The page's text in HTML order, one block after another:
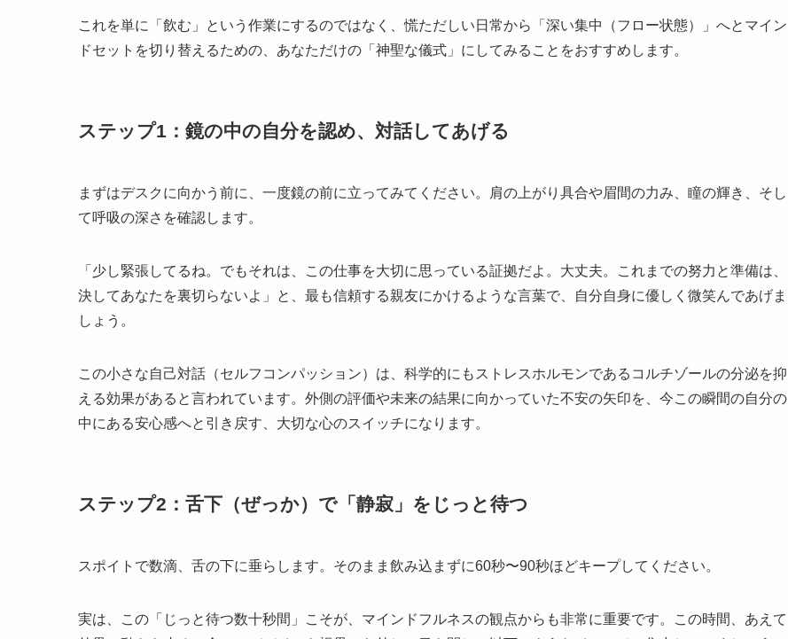
これを単に「飲む」という作業にするのではなく、慌ただしい日常から「深い集中（フロー状態）」へとマイン
ドセットを切り替えるための、あなただけの「神聖な儀式」にしてみることをおすすめします。
ステップ1：鏡の中の自分を認め、対話してあげる
まずはデスクに向かう前に、一度鏡の前に立ってみてください。肩の上がり具合や眉間の力み、瞳の輝き、そし
て呼吸の深さを確認します。
「少し緊張してるね。でもそれは、この仕事を大切に思っている証拠だよ。大丈夫。これまでの努力と準備は、
決してあなたを裏切らないよ」と、最も信頼する親友にかけるような言葉で、自分自身に優しく微笑んであげま
しょう。
この小さな自己対話（セルフコンパッション）は、科学的にもストレスホルモンであるコルチゾールの分泌を抑
える効果があると言われています。外側の評価や未来の結果に向かっていた不安の矢印を、今この瞬間の自分の
中にある安心感へと引き戻す、大切な心のスイッチになります。
ステップ2：舌下（ぜっか）で「静寂」をじっと待つ
スポイトで数滴、舌の下に垂らします。そのまま飲み込まずに60秒〜90秒ほどキープしてください。
実は、この「じっと待つ数十秒間」こそが、マインドフルネスの観点からも非常に重要です。この時間、あえて